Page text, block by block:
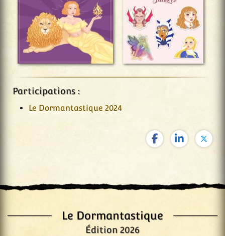
Le Dormantastique
Édition 2026
Participations :
Le Dormantastique 2024